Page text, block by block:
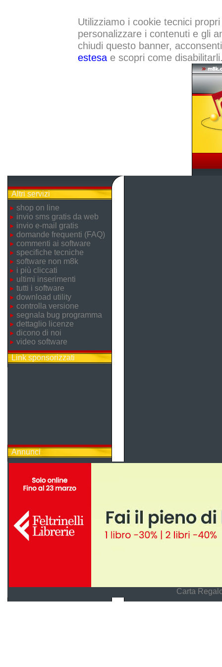
Utilizziamo i cookie tecnici
personalizzare i contenuti e gli
chiudi questo banner,
estesa e scopri come
Altri servizi
shop on line
invio sms gratis da web
invio e-mail gratis
domande frequenti (FAQ)
commenti ai software
specifiche tecniche
software non m8k
i più cliccati
ultimi inserimenti
tutti i software
download utility
controlla versione
segnala bug programma
dettaglio licenze
dicono di noi
video software
Link sponsorizzati
Annunci
Carta